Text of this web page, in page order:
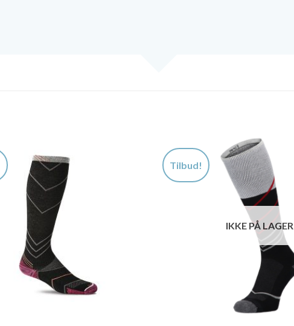
Tilbud!
IKKE PÅ LAGER